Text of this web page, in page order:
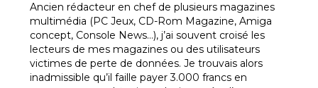
Ancien rédacteur en chef de plusieurs magazines
multimédia (PC Jeux, CD-Rom Magazine, Amiga
concept, Console News…), j’ai souvent croisé les
lecteurs de mes magazines ou des utilisateurs
victimes de perte de données. Je trouvais alors
inadmissible qu’il faille payer 3.000 francs en